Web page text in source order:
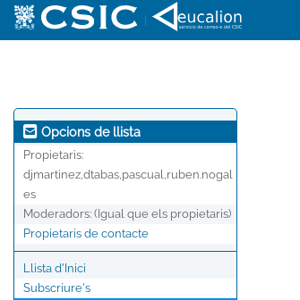
Opcions de llista
Propietaris:
djmartinez,dtabas,pascual,ruben.nogal
es
Moderadors: (Igual que els propietaris)
Propietaris de contacte
Llista d'Inici
Subscriure's